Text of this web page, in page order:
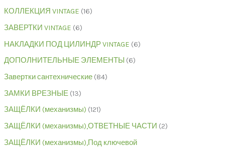
КОЛЛЕКЦИЯ VINTAGE 16
ЗАВЕРТКИ VINTAGE 6
НАКЛАДКИ ПОД ЦИЛИНДР VINTAGE 6
ДОПОЛНИТЕЛЬНЫЕ ЭЛЕМЕНТЫ
6
Завертки сантехнические 84
ЗАМКИ ВРЕЗНЫЕ 13
ЗАЩЁЛКИ (механизмы) 121
ЗАЩЁЛКИ (механизмы),ОТВЕТНЫЕ ЧАСТИ 2
ЗАЩЁЛКИ (механизмы),Под ключевой